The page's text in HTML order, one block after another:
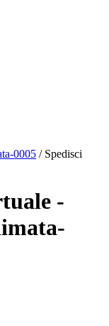
0005 / Spedisci
-